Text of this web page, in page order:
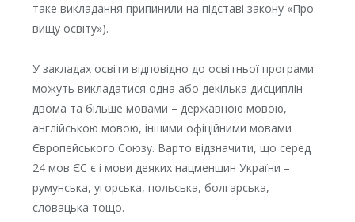
таке викладання припинили на підставі закону «Про
вищу освіту»).
У закладах освіти відповідно до освітньої програми
можуть викладатися одна або декілька дисциплін
двома та більше мовами – державною мовою,
англійською мовою, іншими офіційними мовами
Європейського Союзу. Варто відзначити, що серед
24 мов ЄС є і мови деяких нацменшин України –
румунська, угорська, польська, болгарська,
словацька тощо.